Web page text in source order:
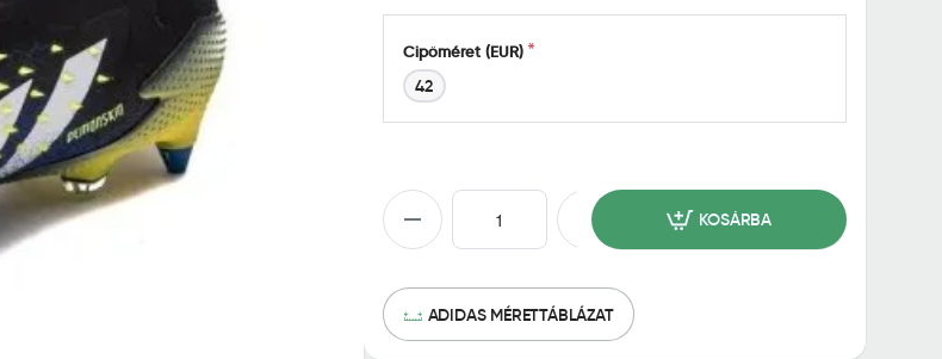
Cipőméret (EUR)
42
KOSÁRBA
ADIDAS MÉRETTÁBLÁZAT